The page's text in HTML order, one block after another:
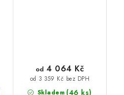
Skladem (46 ks)
od 3 359 Kč bez DPH
od 4 064 Kč